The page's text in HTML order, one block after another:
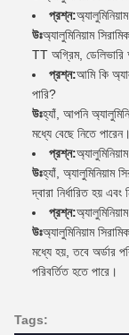
প্রশ্ন:
উঃঅ্যালুমিনিয়াম
TT অগ্রিম, ডেলিভারি
প্রশ্ন:আমি কি
পারি?
উঃহ্যাঁ, আপনি
মধ্যে বেছে নিতে পারেন।
প্রশ্ন:
উঃহ্যাঁ, অ্যালুমিনিয়াম
দ্বারা নির্ধারিত হয়
প্রশ্ন:
উঃঅ্যালুমিনিয়াম
মধ্যে হয়, তবে অর্ডার
পরিবর্তিত হতে পারে।
Tags: